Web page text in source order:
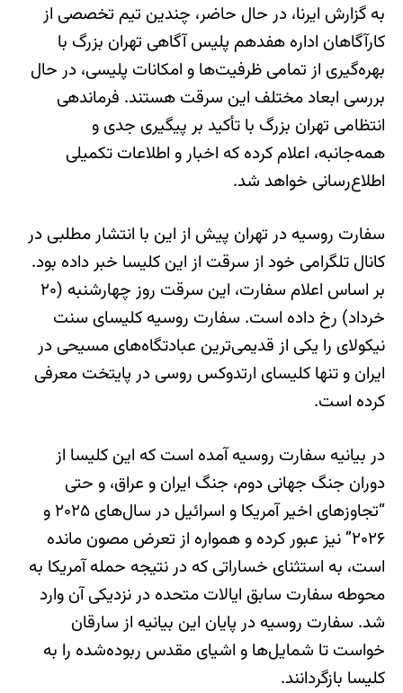
به گزارش ایرنا، در حال حاضر، چندین تیم تخصصی از
کارآگاهان اداره هفدهم پلیس آگاهی تهران بزرگ با
بهره‌گیری از تمامی ظرفیت‌ها و امکانات پلیسی، در حال
بررسی ابعاد مختلف این سرقت هستند. فرماندهی
انتظامی تهران بزرگ با تأکید بر پیگیری جدی و
همه‌جانبه، اعلام کرده که اخبار و اطلاعات تکمیلی
اطلاع‌رسانی خواهد شد.
سفارت روسیه در تهران پیش از این با انتشار مطلبی در
کانال تلگرامی خود از سرقت از این کلیسا خبر داده بود.
بر اساس اعلام سفارت، این سرقت روز چهارشنبه (۲۰
خرداد) رخ داده است. سفارت روسیه کلیسای سنت
نیکولای را یکی از قدیمی‌ترین عبادتگاه‌های مسیحی در
ایران و تنها کلیسای ارتدوکس روسی در پایتخت معرفی
کرده است.
در بیانیه سفارت روسیه آمده است که این کلیسا از
دوران جنگ جهانی دوم، جنگ ایران و عراق، و حتی
“تجاوزهای اخیر آمریکا و اسرائیل در سال‌های ۲۰۲۵ و
۲۰۲۶” نیز عبور کرده و همواره از تعرض مصون مانده
است، به استثنای خساراتی که در نتیجه حمله آمریکا به
محوطه سفارت سابق ایالات متحده در نزدیکی آن وارد
شد. سفارت روسیه در پایان این بیانیه از سارقان
خواست تا شمایل‌ها و اشیای مقدس ربوده‌شده را به
کلیسا بازگردانند.